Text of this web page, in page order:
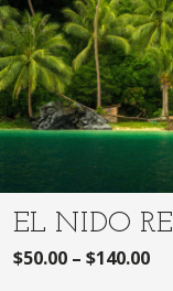
EL NIDO
$50.00 – $140.00